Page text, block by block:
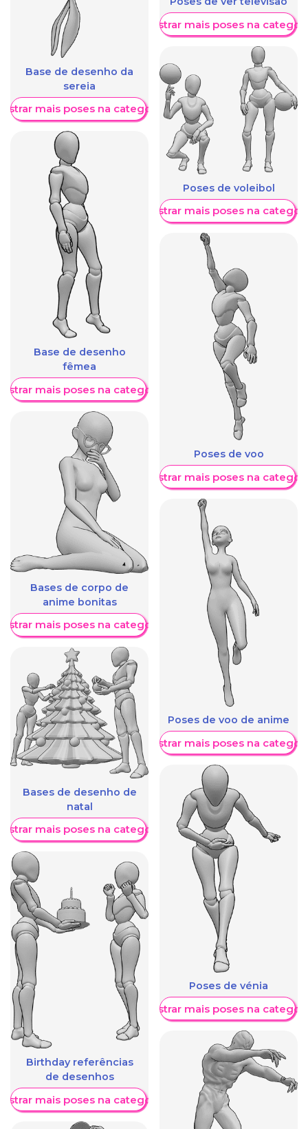
Base de desenho da
sereia
mais poses na categoria
Base de desenho
fêmea
mais poses na categoria
Bases de corpo de
anime bonitas
mais poses na categoria
Bases de desenho de
natal
mais poses na categoria
Birthday referências
de desenhos
mais poses na categoria
Mostrar mais poses na
Poses de voleibol
Mostrar mais poses na
Poses de voo
Mostrar mais poses na
Poses de voo de anime
Mostrar mais poses na
Poses de vénia
Mostrar mais poses na